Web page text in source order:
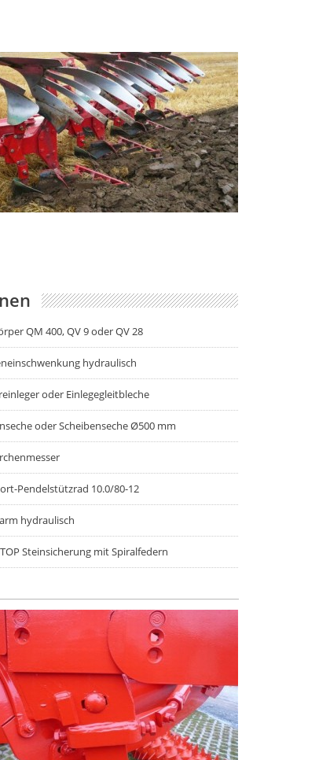
QM 400, QV 9 oder QV 28
hydraulisch
oder Einlegegleitbleche
oder Scheibenseche Ø500 mm
Pendelstützrad 10.0/80-12
hydraulisch
Steinsicherung mit Spiralfedern